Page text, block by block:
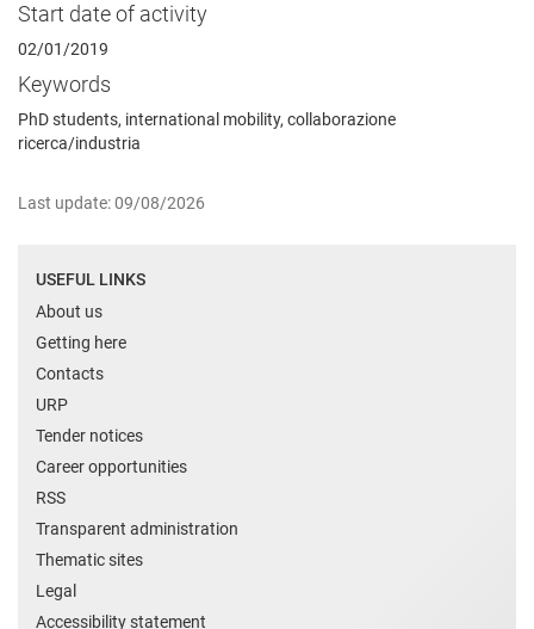
Start date of activity
02/01/2019
Keywords
PhD students, international mobility, collaborazione
ricerca/industria
Last update: 09/08/2026
USEFUL LINKS
About us
Getting here
Contacts
URP
Tender notices
Career opportunities
RSS
Transparent administration
Thematic sites
Legal
Accessibility statement